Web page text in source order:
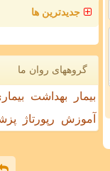
جدیدترین ها
گروههای روان ما
بیمار بهداشت
آموزش
رپورتاژ